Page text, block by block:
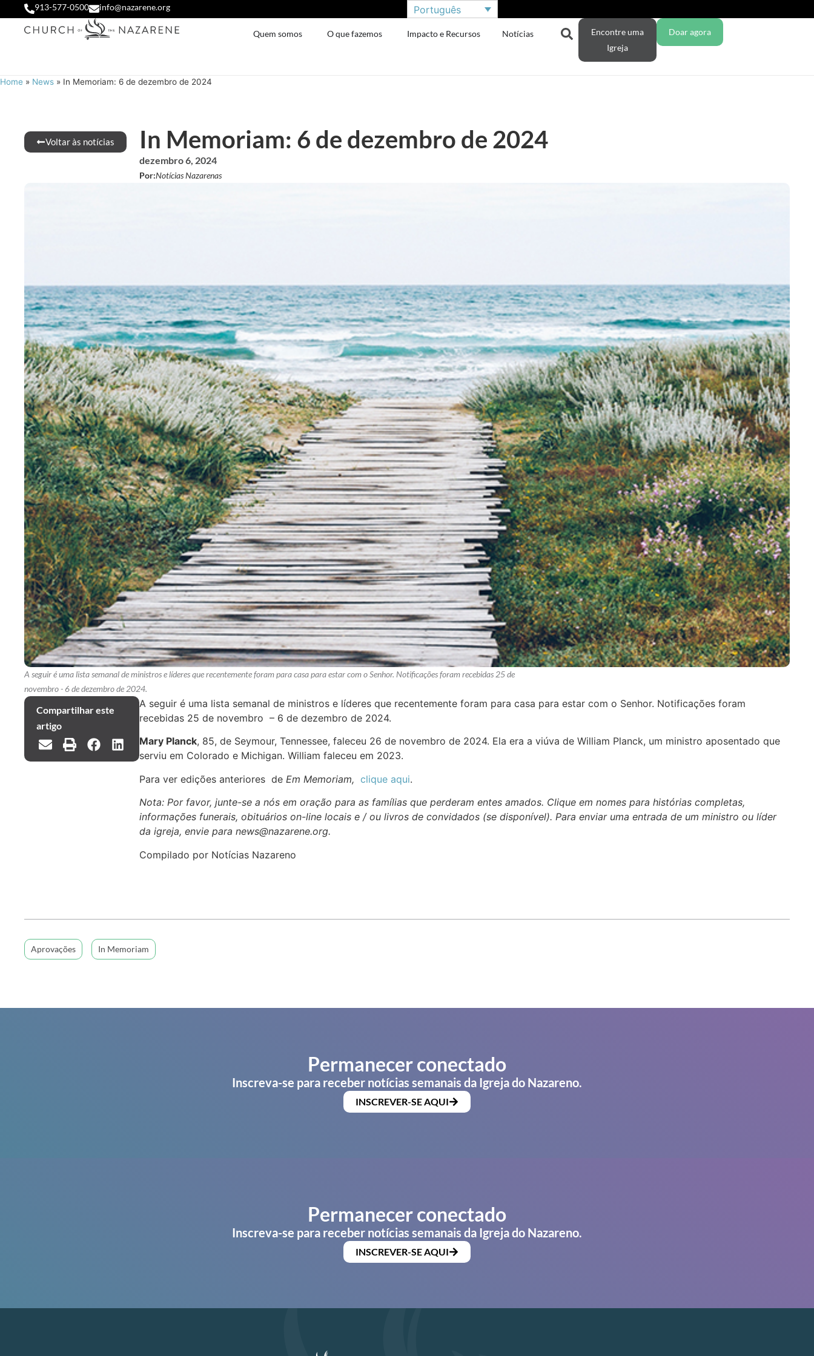
913-577-0500 info@nazarene.org Português
Quem somos O que fazemos Impacto e Recursos Notícias
Encontre uma
Igreja
Doar agora
Home » News » In Memoriam: 6 de dezembro de 2024
Voltar às notícias In Memoriam: 6 de dezembro de 2024
dezembro 6, 2024
Por:Notícias Nazarenas
A seguir é uma lista semanal de ministros e líderes que recentemente foram para casa para estar com o Senhor. Notificações foram recebidas 25 de
novembro - 6 de dezembro de 2024.
Compartilhar este
artigo
A seguir é uma lista semanal de ministros e líderes que recentemente foram para casa para estar com o Senhor. Notificações foram
recebidas 25 de novembro – 6 de dezembro de 2024.
Mary Planck, 85, de Seymour, Tennessee, faleceu 26 de novembro de 2024. Ela era a viúva de William Planck, um ministro aposentado que
serviu em Colorado e Michigan. William faleceu em 2023.
Para ver edições anteriores de Em Memoriam, clique aqui.
Nota: Por favor, junte-se a nós em oração para as famílias que perderam entes amados. Clique em nomes para histórias completas,
informações funerais, obituários on-line locais e / ou livros de convidados (se disponível). Para enviar uma entrada de um ministro ou líder
da igreja, envie para news@nazarene.org.
Compilado por Notícias Nazareno
Aprovações In Memoriam
Permanecer conectado
Inscreva-se para receber notícias semanais da Igreja do Nazareno.
INSCREVER-SE AQUI
Permanecer conectado
Inscreva-se para receber notícias semanais da Igreja do Nazareno.
INSCREVER-SE AQUI